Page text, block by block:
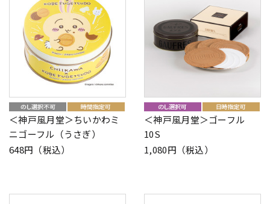
＜神戸風月堂＞ちいかわミ
ニゴーフル（うさぎ）
648円（税込）
＜神戸風月堂＞ゴーフル
10S
1,080円（税込）